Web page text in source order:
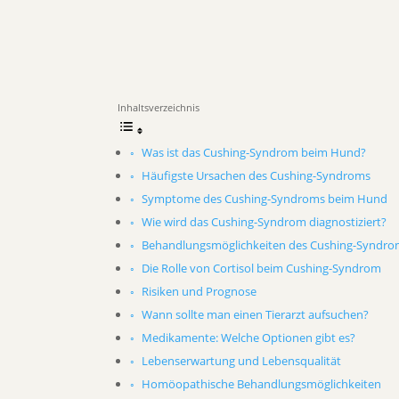
Inhaltsverzeichnis
Was ist das Cushing-Syndrom beim Hund?
Häufigste Ursachen des Cushing-Syndroms
Symptome des Cushing-Syndroms beim Hund
Wie wird das Cushing-Syndrom diagnostiziert?
Behandlungsmöglichkeiten des Cushing-
Die Rolle von Cortisol beim Cushing-Syndrom
Risiken und Prognose
Wann sollte man einen Tierarzt aufsuchen?
Medikamente: Welche Optionen gibt es?
Lebenserwartung und Lebensqualität
Homöopathische Behandlungsmöglichkeiten